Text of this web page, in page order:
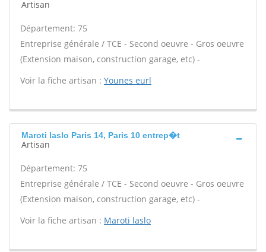
Artisan
Département: 75
Entreprise générale / TCE - Second oeuvre - Gros oeuvre
(Extension maison, construction garage, etc) -
Voir la fiche artisan : Younes eurl
Maroti laslo Paris 14, Paris 10 entrep�t
Artisan
Département: 75
Entreprise générale / TCE - Second oeuvre - Gros oeuvre
(Extension maison, construction garage, etc) -
Voir la fiche artisan : Maroti laslo